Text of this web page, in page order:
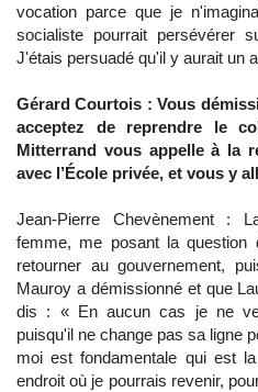
vocation parce que je
socialiste pourrait persévérer
J'étais persuadé qu'il y aurait un
Gérard Courtois : Vous
acceptez de reprendre le
Mitterrand vous appelle à la
avec l’École privée, et vous y
Jean-Pierre Chevènement :
femme, me posant la
retourner au gouvernement,
Mauroy a démissionné et que
dis : « En aucun cas je ne
puisqu'il ne change pas sa ligne
moi est fondamentale qui est
endroit où je pourrais revenir,